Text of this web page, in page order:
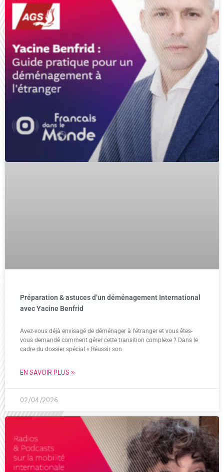
Préparation & astuces d’un déménagement International
avec Yacine Benfrid
Avez-vous déjà envisagé de déménager à l’étranger et vous êtes-
vous demandé comment gérer cette transition complexe ? Dans le
cadre du dossier spécial « Réussir son
EN SAVOIR PLUS »
02/04/2026